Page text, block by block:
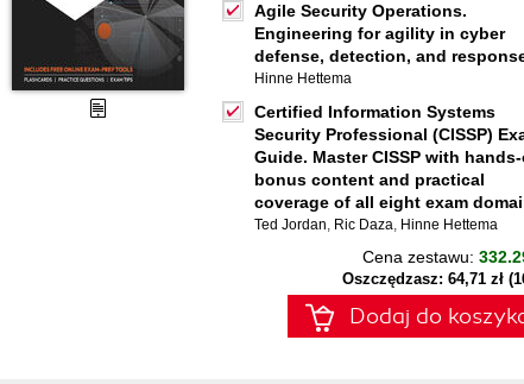
Agile Security Operations.
Engineering for agility in cyber
defense, detection, and
Hinne Hettema
Certified Information Systems
Security Professional (CISSP)
Guide. Master CISSP with
bonus content and practical
coverage of all eight exam
Ted Jordan, Ric Daza, Hinne Hettema
Cena zestawu:
Oszczędzasz: 64,71 zł
Dodaj do